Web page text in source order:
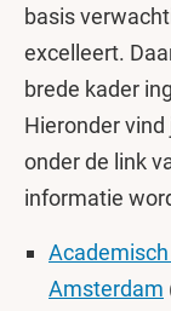
basis
excelleert.
brede kader
Hieronder
onder de link
informatie
Amsterdam